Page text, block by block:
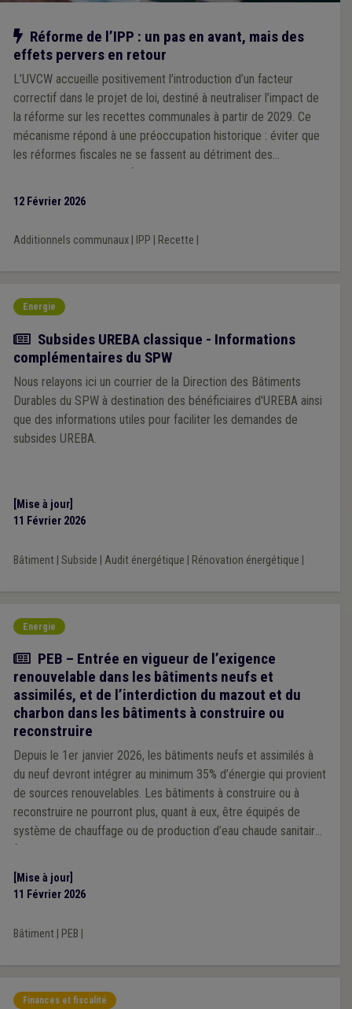
Notre action
Réforme de l’IPP : un pas en avant, mais des
effets pervers en retour
L’UVCW accueille positivement l’introduction d’un facteur
correctif dans le projet de loi, destiné à neutraliser l’impact de
la réforme sur les recettes communales à partir de 2029. Ce
mécanisme répond à une préoccupation historique : éviter que
les réformes fiscales ne se fassent au détriment des
communes, comme ce fut le cas par le passé. Cependant,
12 Février 2026
Additionnels communaux| IPP Recette
Energie
Actualité
Subsides UREBA classique - Informations
complémentaires du SPW
Nous relayons ici un courrier de la Direction des Bâtiments
Durables du SPW à destination des bénéficiaires d'UREBA ainsi
que des informations utiles pour faciliter les demandes de
subsides UREBA.
[Mise à jour]
11 Février 2026
Bâtiment| Subside Audit énergétique Rénovation énergétique
Energie
Article
PEB – Entrée en vigueur de l’exigence
renouvelable dans les bâtiments neufs et
assimilés, et de l’interdiction du mazout et du
charbon dans les bâtiments à construire ou
reconstruire
Depuis le 1er janvier 2026, les bâtiments neufs et assimilés à
du neuf devront intégrer au minimum 35% d’énergie qui provient
de sources renouvelables. Les bâtiments à construire ou à
reconstruire ne pourront plus, quant à eux, être équipés de
système de chauffage ou de production d’eau chaude sanitaire
[Mise à jour]
11 Février 2026
Bâtiment| PEB
Finances et fiscalité